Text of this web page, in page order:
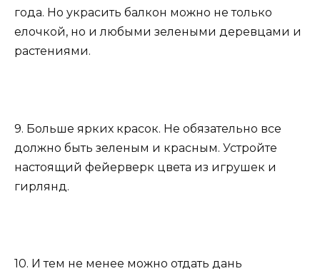
года. Но украсить балкон можно не только
елочкой, но и любыми зелеными деревцами и
растениями.
9. Больше ярких красок. Не обязательно все
должно быть зеленым и красным. Устройте
настоящий фейерверк цвета из игрушек и
гирлянд.
10. И тем не менее можно отдать дань